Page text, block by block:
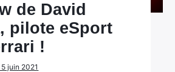
de David
pilote eSport
!
juin 2021